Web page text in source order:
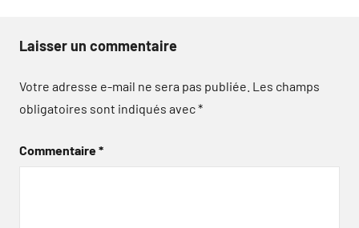
Laisser un commentaire
Votre adresse e-mail ne sera pas publiée. Les champs
obligatoires sont indiqués avec*
Commentaire*